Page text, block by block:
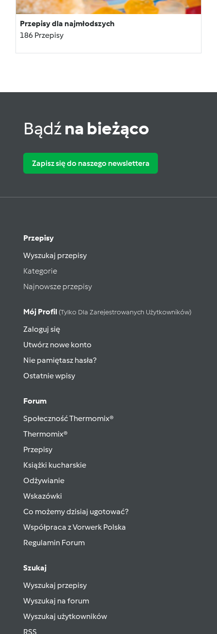
Przepisy dla najmłodszych
186 Przepisy
Bądźna bieżąco
Zapisz się do naszego newslettera
Przepisy
Wyszukaj przepisy
Kategorie
Najnowsze przepisy
Mój Profil (tylko Dla Zarejestrowanych Użytkowników)
Zaloguj się
Utwórz nowe konto
Nie pamiętasz hasła?
Ostatnie wpisy
Forum
Społeczność Thermomix®
Thermomix®
Przepisy
Książki kucharskie
Odżywianie
Wskazówki
Co możemy dzisiaj ugotować?
Współpraca z Vorwerk Polska
Regulamin Forum
Szukaj
Wyszukaj przepisy
Wyszukaj na forum
Wyszukaj użytkowników
RSS